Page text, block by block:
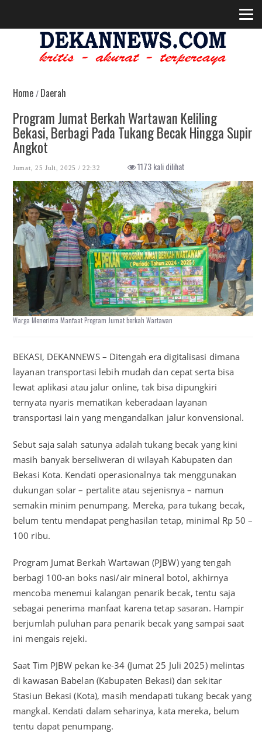
Home/Daerah
Program Jumat Berkah Wartawan Keliling
Bekasi, Berbagi Pada Tukang Becak Hingga Supir
Angkot
Jumat, 25 Juli, 2025 / 22:32 1173 kali dilihat
Warga Menerima Manfaat Program Jumat berkah Wartawan
BEKASI, DEKANNEWS – Ditengah era digitalisasi dimana
layanan transportasi lebih mudah dan cepat serta bisa
lewat aplikasi atau jalur online, tak bisa dipungkiri
ternyata nyaris mematikan keberadaan layanan
transportasi lain yang mengandalkan jalur konvensional.
Sebut saja salah satunya adalah tukang becak yang kini
masih banyak berseliweran di wilayah Kabupaten dan
Bekasi Kota. Kendati operasionalnya tak menggunakan
dukungan solar – pertalite atau sejenisnya – namun
semakin minim penumpang. Mereka, para tukang becak,
belum tentu mendapat penghasilan tetap, minimal Rp 50 –
100 ribu.
Program Jumat Berkah Wartawan (PJBW) yang tengah
berbagi 100-an boks nasi/air mineral botol, akhirnya
mencoba menemui kalangan penarik becak, tentu saja
sebagai penerima manfaat karena tetap sasaran. Hampir
berjumlah puluhan para penarik becak yang sampai saat
ini mengais rejeki.
Saat Tim PJBW pekan ke-34 (Jumat 25 Juli 2025) melintas
di kawasan Babelan (Kabupaten Bekasi) dan sekitar
Stasiun Bekasi (Kota), masih mendapati tukang becak yang
mangkal. Kendati dalam seharinya, kata mereka, belum
tentu dapat penumpang.